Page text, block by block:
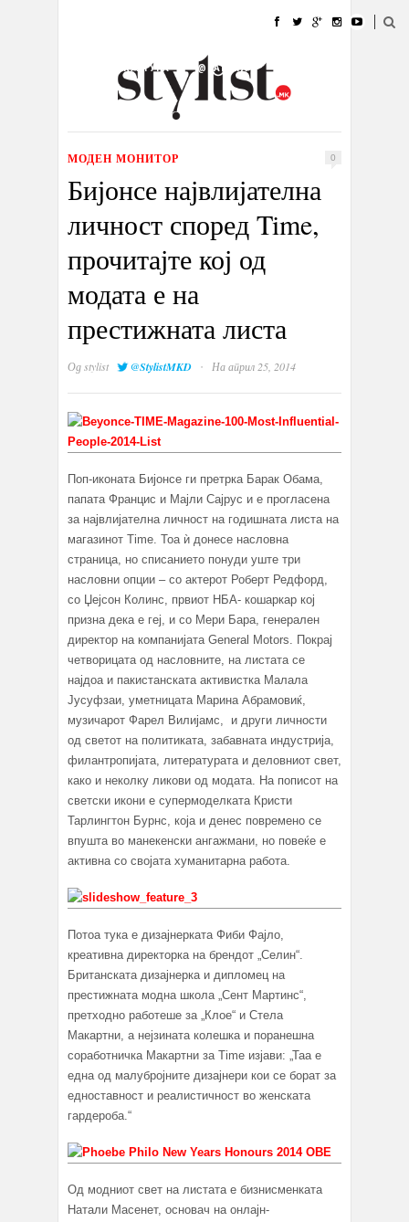
УБАВИНА
КУЛТУРА @РАБОТА
ИЗЛОГ
МОДЕН МОНИТОР 0
Бијонсе највлијателна
личност според Time,
прочитајте кој од
модата е на
престижната листа
Одstylist @StylistMKD · На април 25, 2014
Поп-иконата Бијонсе ги претрка Барак Обама,
папата Францис и Мајли Сајрус и е прогласена
за највлијателна личност на годишната листа на
магазинот Time. Тоа ѝ донесе насловна
страница, но списанието понуди уште три
насловни опции – со актерот Роберт Редфорд,
со Џејсон Колинс, првиот НБА- кошаркар кој
призна дека е геј, и со Мери Бара, генерален
директор на компанијата General Motors. Покрај
четворицата од насловните, на листата се
најдоа и пакистанската активистка Малала
Јусуфзаи, уметницата Марина Абрамовиќ,
музичарот Фарел Вилијамс, и други личности
од светот на политиката, забавната индустрија,
филантропијата, литературата и деловниот свет,
како и неколку ликови од модата. На пописот на
светски икони е супермоделката Кристи
Тарлингтон Бурнс, која и денес повремено се
впушта во манекенски ангажмани, но повеќе е
активна со својата хуманитарна работа.
Потоа тука е дизајнерката Фиби Фајло,
креативна директорка на брендот „Селин“.
Британската дизајнерка и дипломец на
престижната модна школа „Сент Мартинс“,
претходно работеше за „Клое“ и Стела
Макартни, а нејзината колешка и поранешна
соработничка Макартни за Time изјави: „Таа е
една од малубројните дизајнери кои се борат за
едноставност и реалистичност во женската
гардероба.“
Од модниот свет на листата е бизнисменката
Натали Масенет, основач на онлајн-